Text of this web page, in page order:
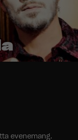
evenemang.